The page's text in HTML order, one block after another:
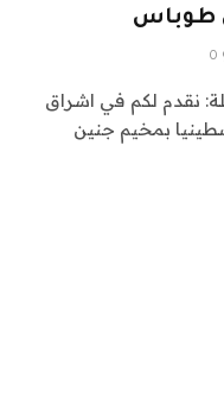
طوباس
0
عاجلة: نقدم لكم في اشراق
بمخيم جنين